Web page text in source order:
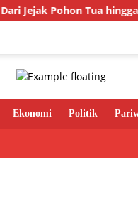
Lahirnya
Ekonomi Politik